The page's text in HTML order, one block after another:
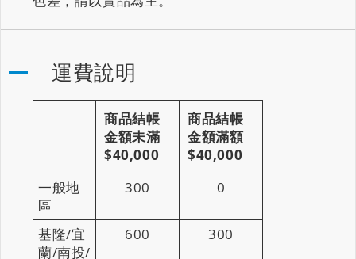
運費說明
商品結帳
金額未滿
$40,000
商品結帳
金額滿額
$40,000
一般地
區
300 0
基隆/宜
蘭/南投/
600 300